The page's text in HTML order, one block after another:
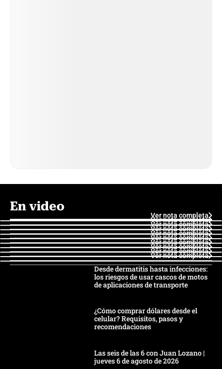
En video
Ver nota completa
Ver nota completa
Ver nota completa
Ver nota completa
Ver nota completa
Ver nota completa
Ver nota completa
Ver nota completa
Ver nota completa
Ver nota completa
Desde dermatitis hasta infecciones:
los riesgos de usar cascos de motos
de aplicaciones de transporte
¿Cómo comprar dólares desde el
celular? Requisitos, pasos y
recomendaciones
Las seis de las 6 con Juan Lozano |
jueves 6 de agosto de 2026